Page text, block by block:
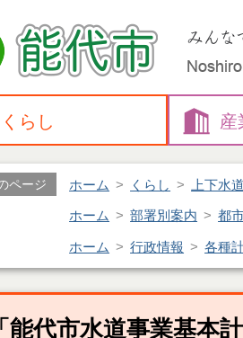
くらし 産
ページ ホーム くらし 上下水道
ホーム 部署別案内 都
ホーム 行政情報 各種
「能代市水道事業基本